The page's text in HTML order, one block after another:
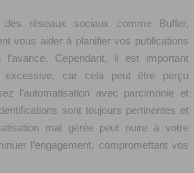
réseaux sociaux comme Buffer,
vous aider à planifier vos publications
Cependant, il est important
excessive, car cela peut être perçu
l’automatisation avec parcimonie et
sont toujours pertinentes et
mal gérée peut nuire à votre
l’engagement, compromettant vos